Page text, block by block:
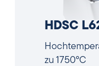
HDSC
zu 1750°C